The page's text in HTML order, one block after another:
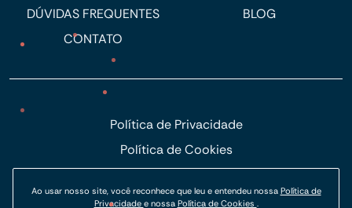
DÚVIDAS FREQUENTES
BLOG
CONTATO
Política de Privacidade
Política de Cookies
Ao usar nosso site, você reconhece que leu e entendeu nossa Política de
Privacidade e nossa Política de Cookies .